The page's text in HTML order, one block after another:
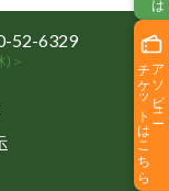
52-6329
)＞ アソビュー
チケットはこちら